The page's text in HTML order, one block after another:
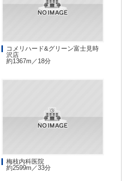
コメリハード&グリーン富士見時
沢店
約1367m／18分
梅枝内科医院
約2599m／33分